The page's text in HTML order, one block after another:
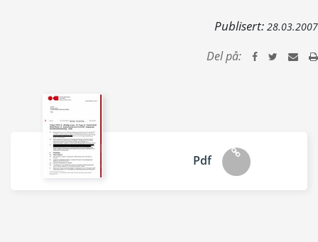
Publisert: 28.03.2007
Del på:
Pdf